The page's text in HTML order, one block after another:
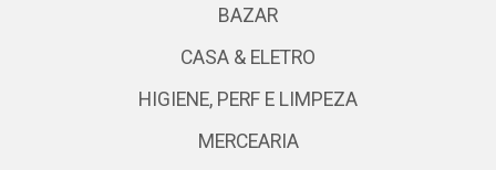
BAZAR
CASA & ELETRO
HIGIENE, PERF E LIMPEZA
MERCEARIA